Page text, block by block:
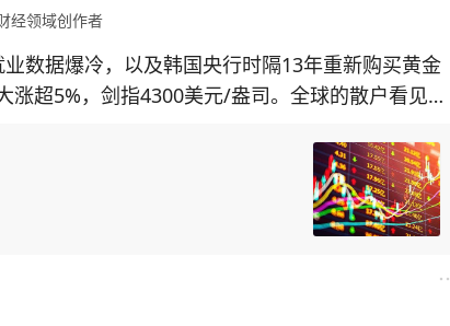
经领域创作者
数据爆冷，以及韩国央行时隔13年重新购买黄金
涨超5%，剑指4300美元/盎司。全球的散户看见科
金融危机或经济危机，就连股神巴菲特都持有天量
每天沉浸在科技里玩的不亦乐，这跟赌场有什么区
明进步的必要条件，但是科技的进步跟炒股票是两
，没有一个是不重要的，只是科技成为了本轮给散